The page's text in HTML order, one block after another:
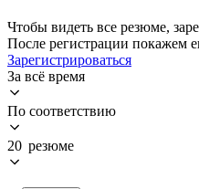
Чтобы видеть все резюме,
После регистрации покажем
Зарегистрироваться
За всё время
По соответствию
20 резюме